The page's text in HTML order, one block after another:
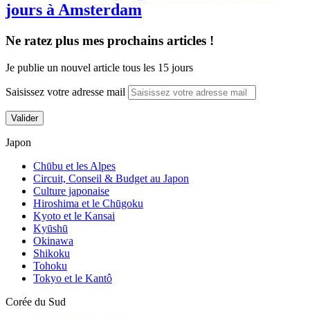
jours à Amsterdam
Ne ratez plus mes prochains articles !
Je publie un nouvel article tous les 15 jours
Saisissez votre adresse mail
Valider
Japon
Chūbu et les Alpes
Circuit, Conseil & Budget au Japon
Culture japonaise
Hiroshima et le Chūgoku
Kyoto et le Kansai
Kyūshū
Okinawa
Shikoku
Tohoku
Tokyo et le Kantô
Corée du Sud